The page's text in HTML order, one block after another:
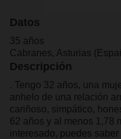
Datos
35 años
Cabranes, Asturias
Descripción
. Tengo 32 años, una
anhelo de una relación
cariñoso, simpático,
62 años y al menos 1,78
interesado, puedes